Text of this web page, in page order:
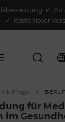
✓ Ab
✓ Kostenloser
& Pflege
für
im